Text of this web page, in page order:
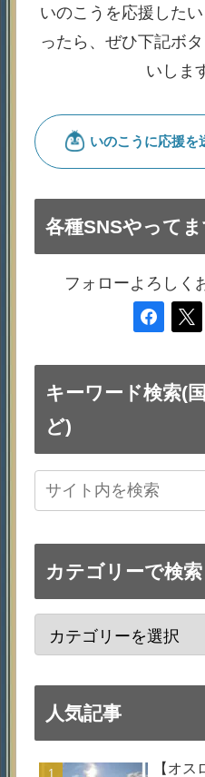
いのこうを応援した
ったら、ぜひ下記ボ
いしま
各種SNSやってま
フォローよろしく
facebook
キーワード検索(
ど)
カテゴリーで検索
人気記事
【オ